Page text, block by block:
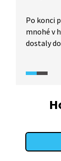
Po konci
mnohé v
dostaly
Pro
největší
první